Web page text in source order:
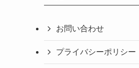
お問い合わせ
プライバシーポリシー